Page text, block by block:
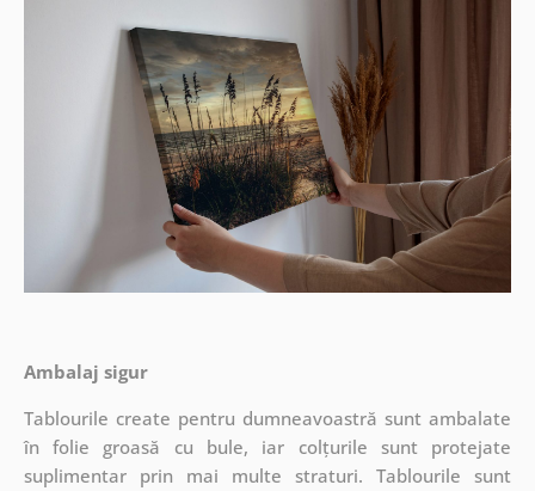
Ambalaj sigur
Tablourile create pentru dumneavoastră sunt ambalate
în folie groasă cu bule, iar colțurile sunt protejate
suplimentar prin mai multe straturi.Tablourile sunt